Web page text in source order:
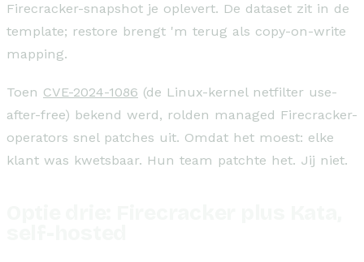
Firecracker-snapshot je oplevert. De dataset zit in de
template; restore brengt 'm terug als copy-on-write
mapping.
Toen CVE-2024-1086 (de Linux-kernel netfilter use-
after-free) bekend werd, rolden managed Firecracker-
operators snel patches uit. Omdat het moest: elke
klant was kwetsbaar. Hun team patchte het. Jij niet.